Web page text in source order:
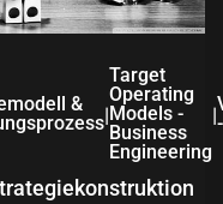
&
|
Target
Operating
Models -
Business
Engineering
|